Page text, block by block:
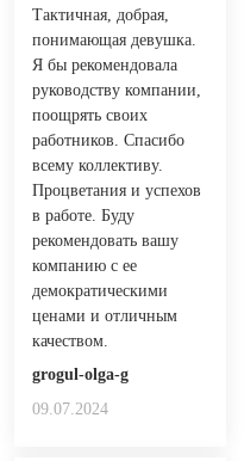
Тактичная, добрая,
понимающая девушка.
Я бы рекомендовала
руководству компании,
поощрять своих
работников. Спасибо
всему коллективу.
Процветания и успехов
в работе. Буду
рекомендовать вашу
компанию с ее
демократическими
ценами и отличным
качеством.
grogul-olga-g
09.07.2024